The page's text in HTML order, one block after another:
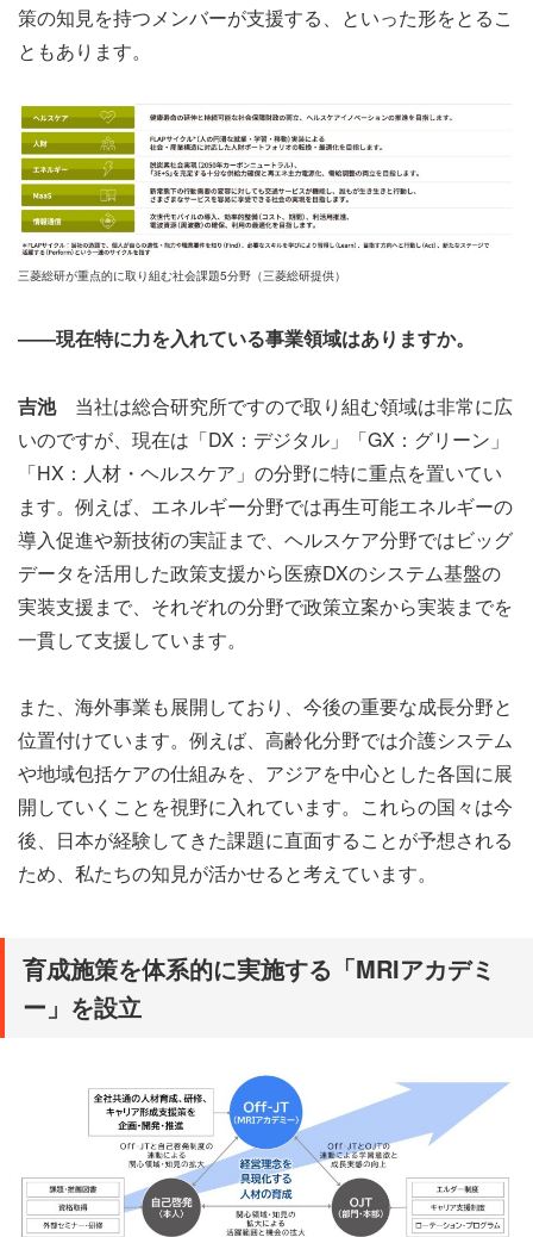
策の知見を持つメンバーが支援する、といった形をとるこ
ともあります。
三菱総研が重点的に取り組む社会課題5分野（三菱総研提供）
――現在特に力を入れている事業領域はありますか。
吉池当社は総合研究所ですので取り組む領域は非常に広
いのですが、現在は「DX：デジタル」「GX：グリーン」
「HX：人材・ヘルスケア」の分野に特に重点を置いてい
ます。例えば、エネルギー分野では再生可能エネルギーの
導入促進や新技術の実証まで、ヘルスケア分野ではビッグ
データを活用した政策支援から医療DXのシステム基盤の
実装支援まで、それぞれの分野で政策立案から実装までを
一貫して支援しています。
また、海外事業も展開しており、今後の重要な成長分野と
位置付けています。例えば、高齢化分野では介護システム
や地域包括ケアの仕組みを、アジアを中心とした各国に展
開していくことを視野に入れています。これらの国々は今
後、日本が経験してきた課題に直面することが予想される
ため、私たちの知見が活かせると考えています。
育成施策を体系的に実施する「MRIアカデミ
ー」を設立